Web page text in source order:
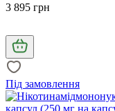
3 895 грн
Під замовлення